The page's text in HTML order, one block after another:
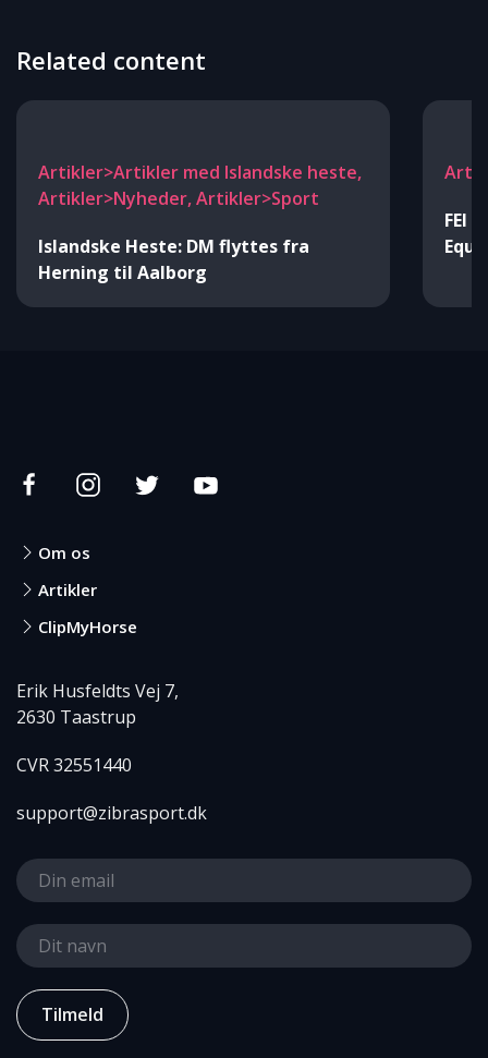
Related content
Artikler>Artikler med Islandske heste,
Artikler>Nyheder, Artikler>Sport
Islandske Heste: DM flyttes fra
Herning til Aalborg
FEI
Om os
Artikler
ClipMyHorse
Erik Husfeldts Vej 7,
2630 Taastrup
CVR 32551440
support@zibrasport.dk
Tilmeld